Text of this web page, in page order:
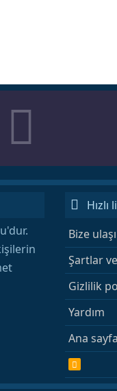
Hızlı
Bize
Şartlar
Gizlilik
Yardım
Ana sayfa
R
S
S